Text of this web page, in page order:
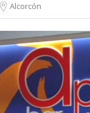
Alcorcón